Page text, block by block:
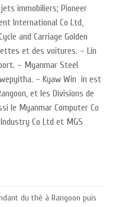
immobiliers; Pioneer
International Co Ltd,
and Carriage Golden
et des voitures. – Lin
– Myanmar Steel
– Kyaw Win in est
et les Divisions de
le Myanmar Computer Co
Co Ltd et MGS
du thé à Rangoon puis